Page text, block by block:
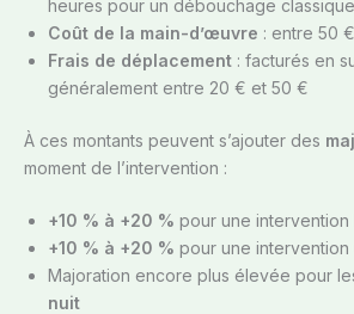
heures pour un débouchage classique
Coût de la main-d’œuvre : entre 50
Frais de déplacement : facturés en
généralement entre 20 € et 50 €
À ces montants peuvent s’ajouter des
moment de l’intervention :
+10 % à +20 % pour une
+10 % à +20 % pour une intervention
Majoration encore plus élevée pour
nuit